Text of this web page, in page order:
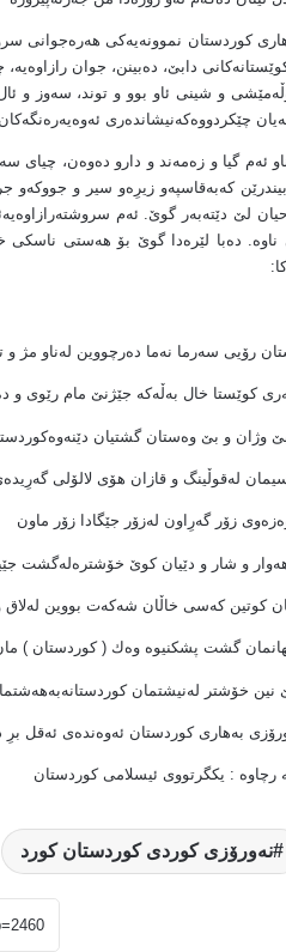
كوردستان نموونه‌یه‌كى هه‌ره‌جوانى
دابێ، ده‌بینن، جوان
و شینى ئاو بوو و توند، سه‌وز و
چێكردووه‌كه‌نیشانده‌رى
ئه‌م گیا و زه‌مه‌ند و دارو ده‌وه‌ن، چیاى
كه‌به‌قاسپه‌و زیرِه‌و سیر و جووكه‌و
لێ دێته‌به‌ر گوێ. ئه‌م
ناوه‌. ده‌با لێره‌دا گوێ بۆ هه‌ستى ناسكى
رۆیى سه‌رما نه‌ما ده‌رچووین له‌ناو مژ و
كوێستا خال به‌ڵه‌كه‌ جێژنێ مام رێوى و
وژان و بێ وه‌ستان گشتیان
له‌قوڵینگ و قازان هۆى لالۆلى
زۆر گه‌رِاون له‌زۆر جێگادا زۆر ماون
و شار و دێیان كوێ خۆشتره‌له‌گشت
كوتین كه‌سى خاڵان شه‌كه‌ت بووین له‌لاق
گشت پشكنیوه‌ وه‌ك ( كوردستان )
نین خۆشتر له‌نیشتمان
به‌هارى كوردستان ئه‌وه‌نده‌ى ئه‌قل برِ
رچاوه : یکگرتووی ئیسلامی کوردستان
نه‌ورۆزى كوردى کوردستان کورد